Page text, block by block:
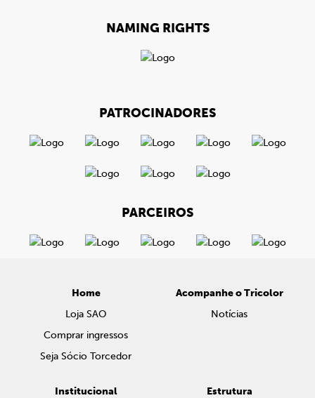
NAMING RIGHTS
PATROCINADORES
PARCEIROS
Home
Loja SAO
Comprar ingressos
Seja Sócio Torcedor
Acompanhe o Tricolor
Notícias
Institucional
Estrutura